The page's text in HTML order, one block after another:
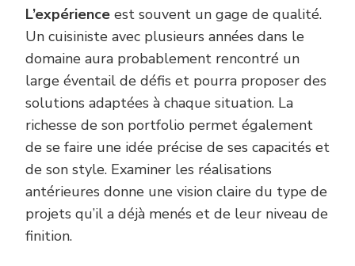
L’expérience est souvent un gage de qualité.
Un cuisiniste avec plusieurs années dans le
domaine aura probablement rencontré un
large éventail de défis et pourra proposer des
solutions adaptées à chaque situation. La
richesse de son portfolio permet également
de se faire une idée précise de ses capacités et
de son style. Examiner les réalisations
antérieures donne une vision claire du type de
projets qu’il a déjà menés et de leur niveau de
finition.